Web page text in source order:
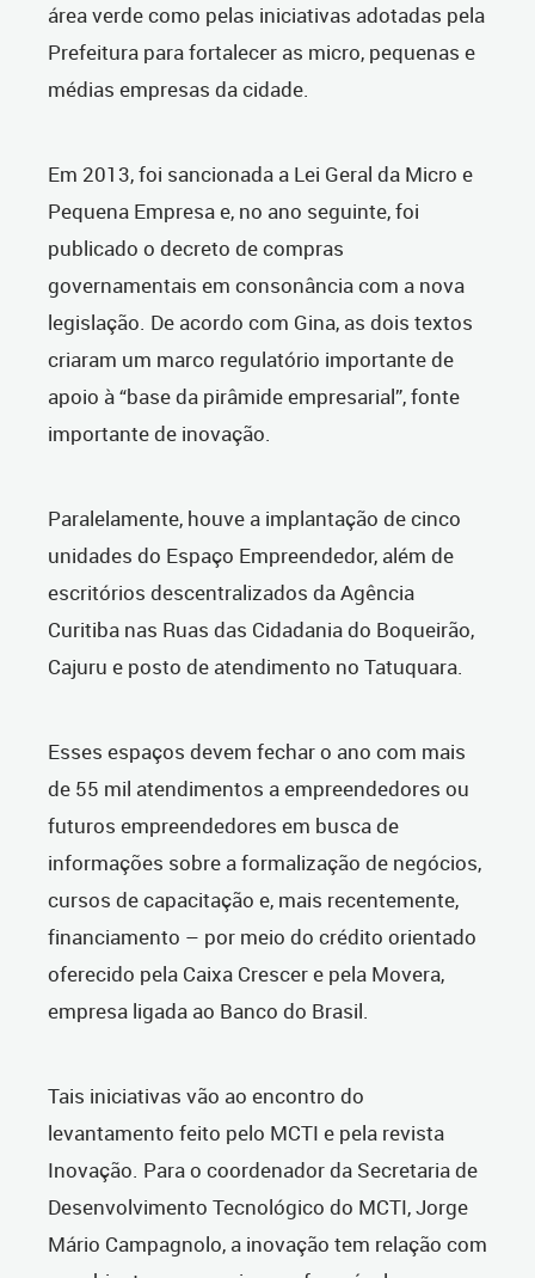
área verde como pelas iniciativas adotadas pela
Prefeitura para fortalecer as micro, pequenas e
médias empresas da cidade.
Em 2013, foi sancionada a Lei Geral da Micro e
Pequena Empresa e, no ano seguinte, foi
publicado o decreto de compras
governamentais em consonância com a nova
legislação. De acordo com Gina, as dois textos
criaram um marco regulatório importante de
apoio à “base da pirâmide empresarial”, fonte
importante de inovação.
Paralelamente, houve a implantação de cinco
unidades do Espaço Empreendedor, além de
escritórios descentralizados da Agência
Curitiba nas Ruas das Cidadania do Boqueirão,
Cajuru e posto de atendimento no Tatuquara.
Esses espaços devem fechar o ano com mais
de 55 mil atendimentos a empreendedores ou
futuros empreendedores em busca de
informações sobre a formalização de negócios,
cursos de capacitação e, mais recentemente,
financiamento – por meio do crédito orientado
oferecido pela Caixa Crescer e pela Movera,
empresa ligada ao Banco do Brasil.
Tais iniciativas vão ao encontro do
levantamento feito pelo MCTI e pela revista
Inovação. Para o coordenador da Secretaria de
Desenvolvimento Tecnológico do MCTI, Jorge
Mário Campagnolo, a inovação tem relação com